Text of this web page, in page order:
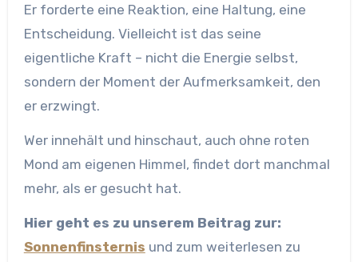
Er forderte eine Reaktion, eine Haltung, eine
Entscheidung. Vielleicht ist das seine
eigentliche Kraft – nicht die Energie selbst,
sondern der Moment der Aufmerksamkeit, den
er erzwingt.
Wer innehält und hinschaut, auch ohne roten
Mond am eigenen Himmel, findet dort manchmal
mehr, als er gesucht hat.
Hier geht es zu unserem Beitrag zur:
Sonnenfinsternis und zum weiterlesen zu